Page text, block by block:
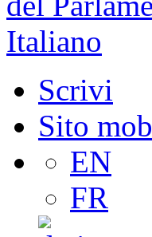
Scrivi
Sito
EN
FR